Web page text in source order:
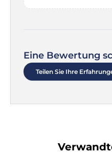
Eine Bewertung
Teilen Sie Ihre